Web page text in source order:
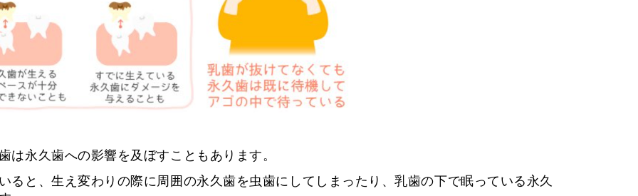
永久歯への影響を及ぼすこともあります。
ると、生え変わりの際に周囲の永久歯を虫歯にしてしまったり、乳歯の下で眠っている永久